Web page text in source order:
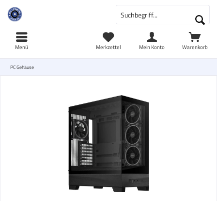
Warenkorb
Merkzettel Mein Konto
Menü
PC Gehäuse